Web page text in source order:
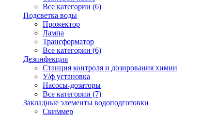
Все категории (6)
Подсветка воды
Прожектор
Лампа
Трансформатор
Все категории (6)
Дезинфекция
Станция контроля и дозирования химии
У/ф установка
Насосы-дозаторы
Все категории (7)
Закладные элементы водоподготовки
Скиммер